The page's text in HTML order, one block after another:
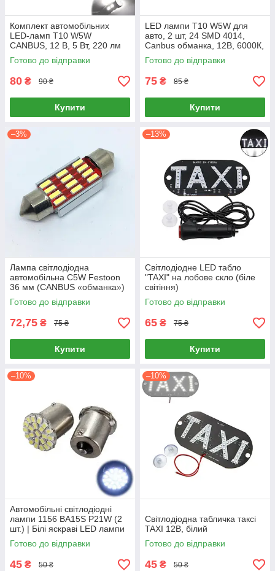
Комплект автомобільних
LED-ламп T10 W5W
CANBUS, 12 В, 5 Вт, 220 лм
(Лот 2 шт.)
Готово до відправки
80 ₴ 90 ₴
Купити
LED лампи T10 W5W для
авто, 2 шт, 24 SMD 4014,
Canbus обманка, 12В, 6000К,
білий
Готово до відправки
75 ₴ 85 ₴
Купити
–3%
Лампа світлодіодна
автомобільна C5W Festoon
36 мм (CANBUS «обманка»)
для підсвічування салону,
багажника та номерного
Готово до відправки
72,75 ₴ 75 ₴
Купити
–13%
Світлодіодне LED табло
"TAXI" на лобове скло (біле
світіння)
Готово до відправки
65 ₴ 75 ₴
Купити
–10%
Автомобільні світлодіодні
лампи 1156 BA15S P21W (2
шт.) | Білі яскраві LED лампи
12 В для заднього ходу,
габаритів та поворотів
Готово до відправки
45 ₴ 50 ₴
–10%
Світлодіодна табличка таксі
TAXI 12В, білий
Готово до відправки
45 ₴ 50 ₴